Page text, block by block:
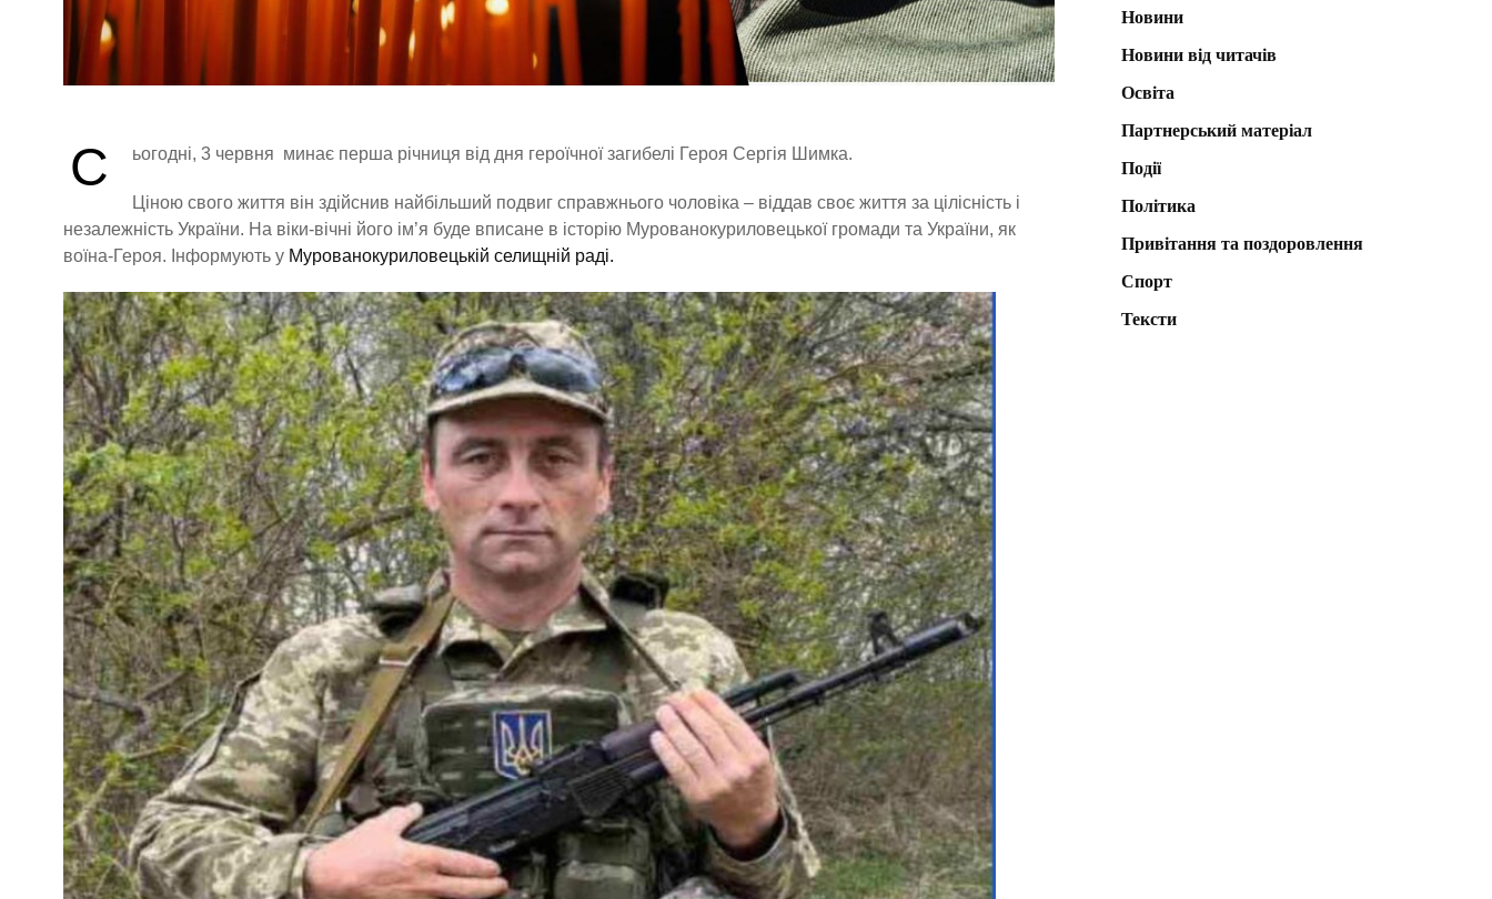
С ьогодні, 3 червня минає перша річниця від дня героїчної загибелі Героя Сергія Шимка.
Ціною свого життя він здійснив найбільший подвиг справжнього чоловіка – віддав своє життя за цілісність і
незалежність України. На віки-вічні його ім’я буде вписане в історію Мурованокуриловецької громади та України, як
воїна-Героя. Інформують у Мурованокуриловецькій селищній раді.
Новини
Новини від читачів
Освіта
Партнерський матеріал
Події
Політика
Привітання та поздоровлення
Спорт
Тексти